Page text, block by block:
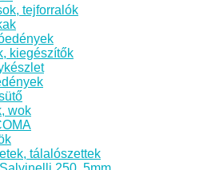
tejforralók
kiegészítők
wok
tálalószettek